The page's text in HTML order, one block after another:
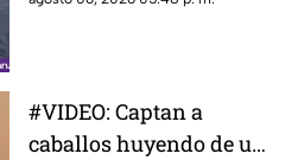
#VIDEO: Captan a
caballos huyendo de un